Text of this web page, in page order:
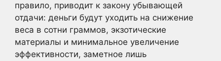
правило, приводит к закону убывающей
отдачи: деньги будут уходить на снижение
веса в сотни граммов, экзотические
материалы и минимальное увеличение
эффективности, заметное лишь